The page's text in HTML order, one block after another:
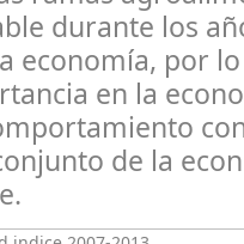
durante los
economía, por
en la
de la